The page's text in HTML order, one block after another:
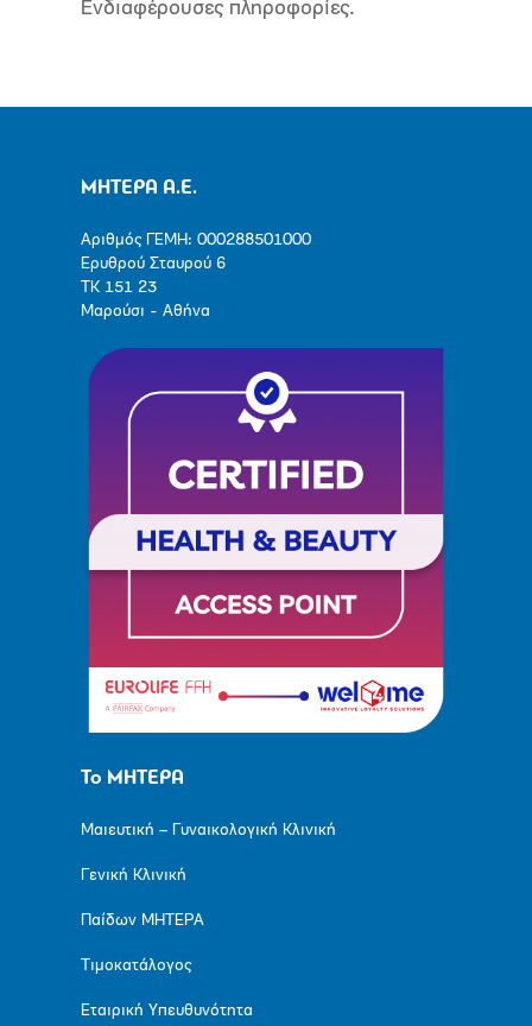
Ενδιαφέρουσες πληροφορίες.
ΜΗΤΕΡΑ Α.Ε.
Αριθμός ΓΕΜΗ: 000288501000
Ερυθρού Σταυρού 6
ΤΚ 151 23
Μαρούσι - Αθήνα
Το ΜΗΤΕΡΑ
Μαιευτική – Γυναικολογική Κλινική
Γενική Κλινική
Παίδων ΜΗΤΕΡΑ
Τιμοκατάλογος
Εταιρική Υπευθυνότητα